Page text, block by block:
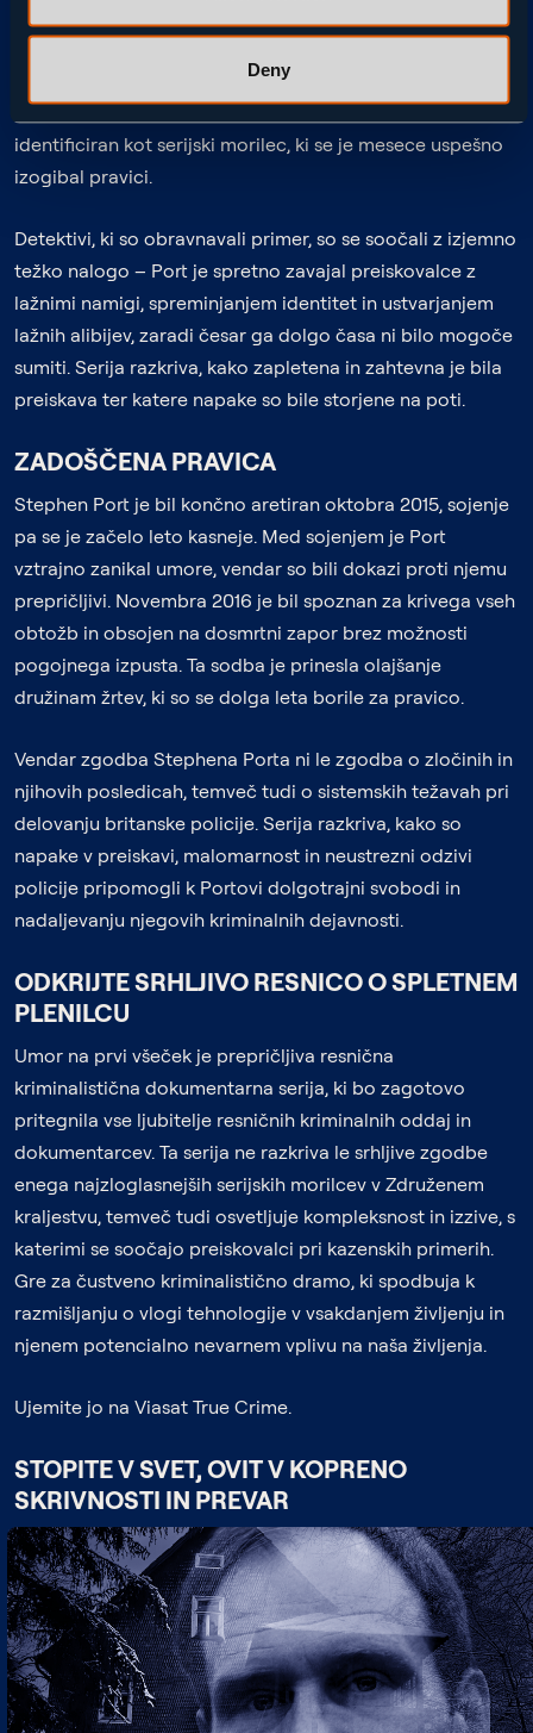
Deny
Portom in njegovimi žrtvami. Zahvaljujoč odločnosti in
delu detektivov je bil preboj končno dosežen in Port
identificiran kot serijski morilec, ki se je mesece uspešno
izogibal pravici.
Detektivi, ki so obravnavali primer, so se soočali z izjemno
težko nalogo – Port je spretno zavajal preiskovalce z
lažnimi namigi, spreminjanjem identitet in ustvarjanjem
lažnih alibijev, zaradi česar ga dolgo časa ni bilo mogoče
sumiti. Serija razkriva, kako zapletena in zahtevna je bila
preiskava ter katere napake so bile storjene na poti.
ZADOŠČENA PRAVICA
Stephen Port je bil končno aretiran oktobra 2015, sojenje
pa se je začelo leto kasneje. Med sojenjem je Port
vztrajno zanikal umore, vendar so bili dokazi proti njemu
prepričljivi. Novembra 2016 je bil spoznan za krivega vseh
obtožb in obsojen na dosmrtni zapor brez možnosti
pogojnega izpusta. Ta sodba je prinesla olajšanje
družinam žrtev, ki so se dolga leta borile za pravico.
Vendar zgodba Stephena Porta ni le zgodba o zločinih in
njihovih posledicah, temveč tudi o sistemskih težavah pri
delovanju britanske policije. Serija razkriva, kako so
napake v preiskavi, malomarnost in neustrezni odzivi
policije pripomogli k Portovi dolgotrajni svobodi in
nadaljevanju njegovih kriminalnih dejavnosti.
ODKRIJTE SRHLJIVO RESNICO O SPLETNEM
PLENILCU
Umor na prvi všeček je prepričljiva resnična
kriminalistična dokumentarna serija, ki bo zagotovo
pritegnila vse ljubitelje resničnih kriminalnih oddaj in
dokumentarcev. Ta serija ne razkriva le srhljive zgodbe
enega najzloglasnejših serijskih morilcev v Združenem
kraljestvu, temveč tudi osvetljuje kompleksnost in izzive, s
katerimi se soočajo preiskovalci pri kazenskih primerih.
Gre za čustveno kriminalistično dramo, ki spodbuja k
razmišljanju o vlogi tehnologije v vsakdanjem življenju in
njenem potencialno nevarnem vplivu na naša življenja.
Ujemite jo na Viasat True Crime.
STOPITE V SVET, OVIT V KOPRENO
SKRIVNOSTI IN PREVAR